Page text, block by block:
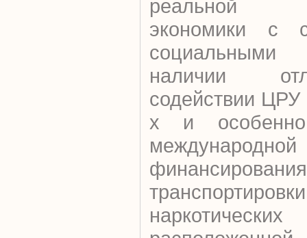
реальной
экономики с
социальными
наличии
содействии
х и